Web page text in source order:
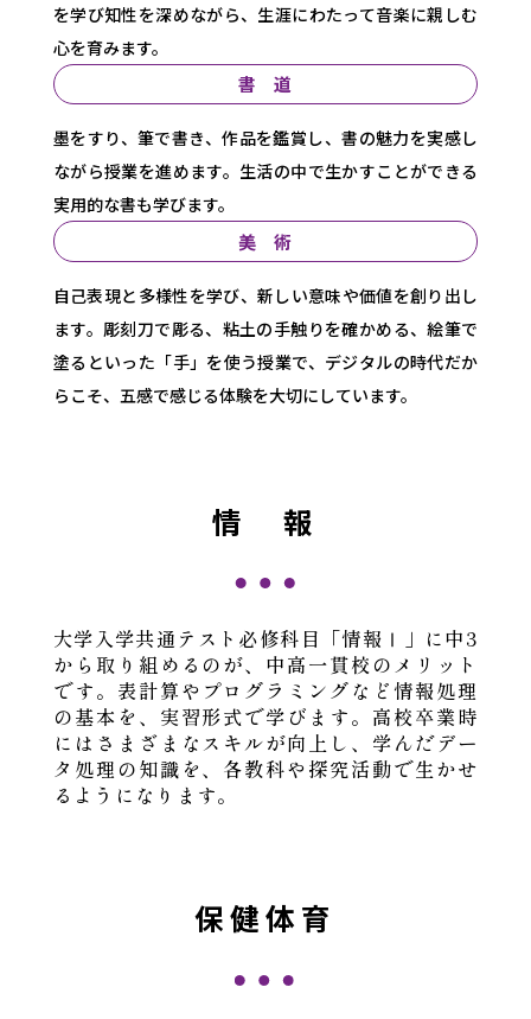
を学び知性を深めながら、生涯にわたって音楽に親しむ
心を育みます。
書 道
墨をすり、筆で書き、作品を鑑賞し、書の魅力を実感し
ながら授業を進めます。生活の中で生かすことができる
実用的な書も学びます。
美 術
自己表現と多様性を学び、新しい意味や価値を創り出し
ます。彫刻刀で彫る、粘土の手触りを確かめる、絵筆で
塗るといった「手」を使う授業で、デジタルの時代だか
らこそ、五感で感じる体験を大切にしています。
情 報
大学入学共通テスト必修科目「情報Ⅰ」に中3
から取り組めるのが、中高一貫校のメリット
です。表計算やプログラミングなど情報処理
の基本を、実習形式で学びます。高校卒業時
にはさまざまなスキルが向上し、学んだデー
タ処理の知識を、各教科や探究活動で生かせ
るようになります。
保健体育